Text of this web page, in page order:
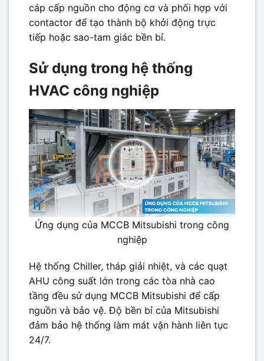
cáp cấp nguồn cho động cơ và phối hợp với
contactor để tạo thành bộ khởi động trực
tiếp hoặc sao-tam giác bền bỉ.
Sử dụng trong hệ thống
HVAC công nghiệp
Ứng dụng của MCCB Mitsubishi trong công
nghiệp
Hệ thống Chiller, tháp giải nhiệt, và các quạt
AHU công suất lớn trong các tòa nhà cao
tầng đều sử dụng MCCB Mitsubishi để cấp
nguồn và bảo vệ. Độ bền bỉ của Mitsubishi
đảm bảo hệ thống làm mát vận hành liên tục
24/7.